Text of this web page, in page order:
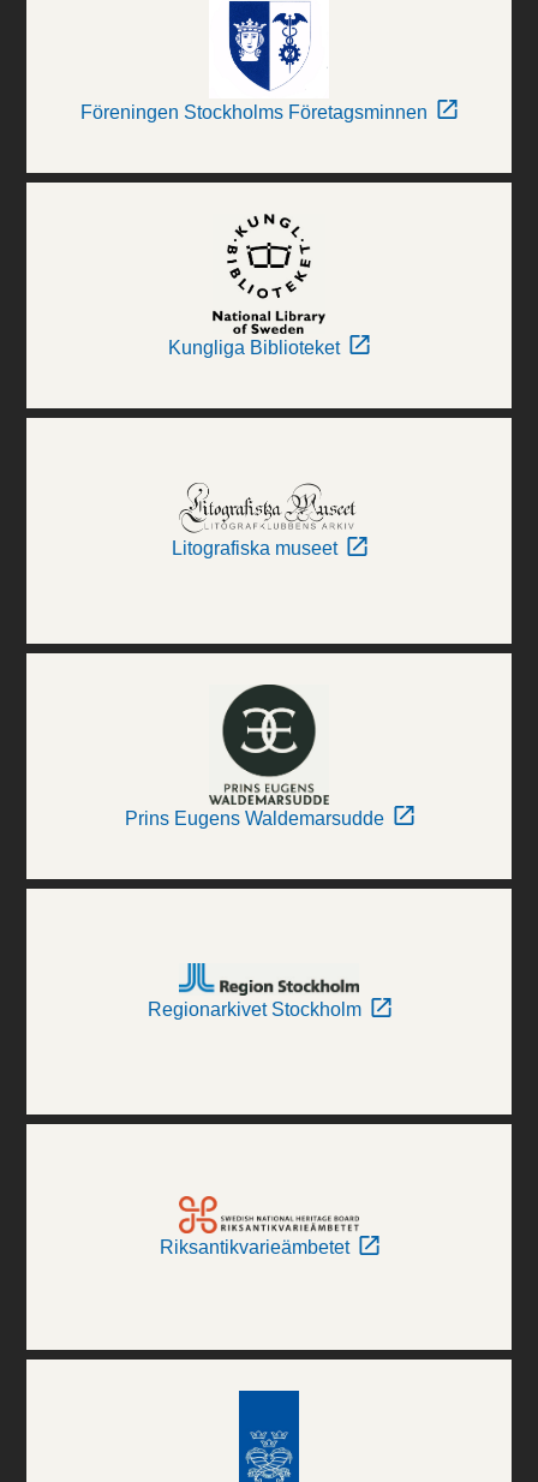
Föreningen Stockholms Företagsminnen
Kungliga Biblioteket
Litografiska museet
Prins Eugens Waldemarsudde
Regionarkivet Stockholm
Riksantikvarieämbetet